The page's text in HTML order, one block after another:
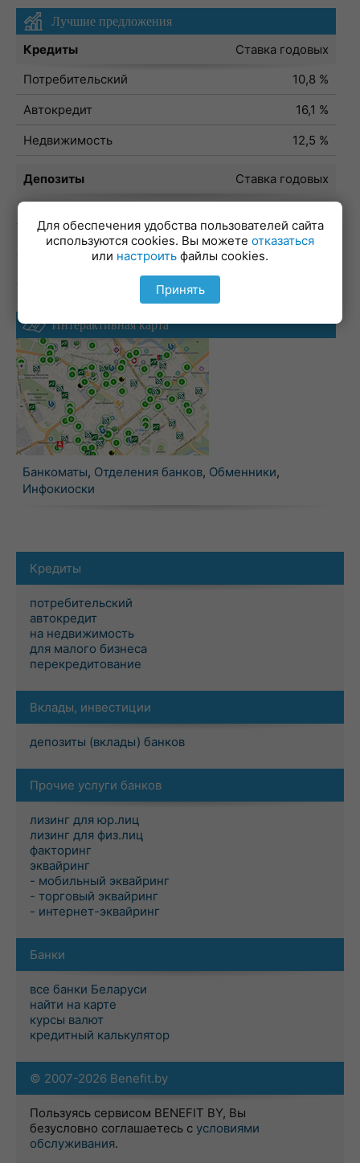
Лучшие предложения
Кредиты
Ставка годовых
Потребительский
10,8 %
Автокредит
16,1 %
Недвижимость
12,5 %
Депозиты
Ставка годовых
USD
0,78 %
Интерактивная карта
Банкоматы, Отделения банков, Обменники,
Инфокиоски
Кредиты
потребительский
автокредит
на недвижимость
для малого бизнеса
перекредитование
Вклады, инвестиции
депозиты (вклады) банков
Прочие услуги банков
лизинг для юр.лиц
лизинг для физ.лиц
факторинг
эквайринг
- мобильный эквайринг
- торговый эквайринг
- интернет-эквайринг
Банки
все банки Беларуси
найти на карте
курсы валют
кредитный калькулятор
© 2007-2026 Benefit.by
Пользуясь сервисом BENEFIT BY, Вы
безусловно соглашаетесь с условиями
обслуживания.
Для обеспечения удобства пользователей сайта
используются cookies. Вы можете отказаться
или настроить файлы cookies.
Принять